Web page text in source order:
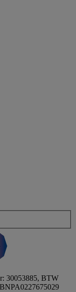
30053885, BTW